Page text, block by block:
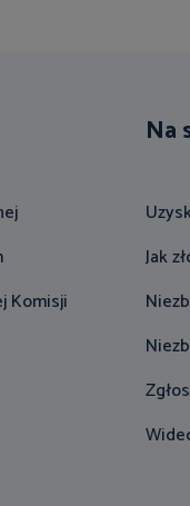
Komisji
Na
Jak